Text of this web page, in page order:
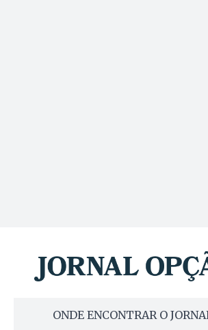
ONDE ENCONTRAR O